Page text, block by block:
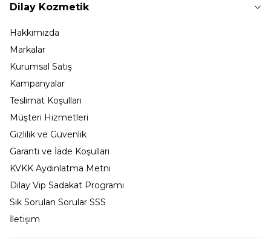
Dilay Kozmetik
Hakkımızda
Markalar
Kurumsal Satış
Kampanyalar
Teslimat Koşulları
Müşteri Hizmetleri
Gizlilik ve Güvenlik
Garanti ve İade Koşulları
KVKK Aydınlatma Metni
Dilay Vip Sadakat Programı
Sık Sorulan Sorular SSS
İletişim